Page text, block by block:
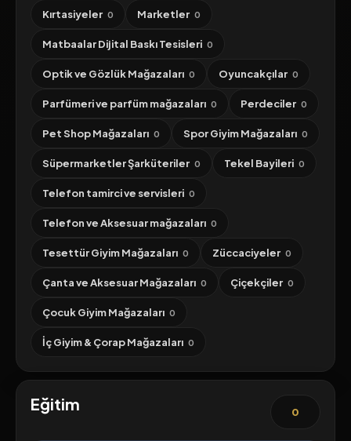
Kırtasiyeler 0 Marketler 0
Matbaalar Dijital Baskı Tesisleri 0
Optik ve Gözlük Mağazaları 0 Oyuncakçılar 0
Parfümeri ve parfüm mağazaları 0 Perdeciler 0
Pet Shop Mağazaları 0 Spor Giyim Mağazaları 0
Süpermarketler Şarküteriler 0 Tekel Bayileri 0
Telefon tamirci ve servisleri 0
Telefon ve Aksesuar mağazaları 0
Tesettür Giyim Mağazaları 0 Züccaciyeler 0
Çanta ve Aksesuar Mağazaları 0 Çiçekçiler 0
Çocuk Giyim Mağazaları 0
İç Giyim & Çorap Mağazaları 0
Eğitim 0